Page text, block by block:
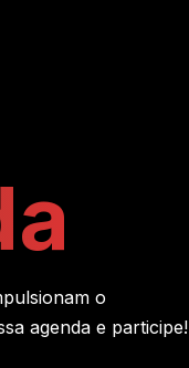
o
agenda e participe!